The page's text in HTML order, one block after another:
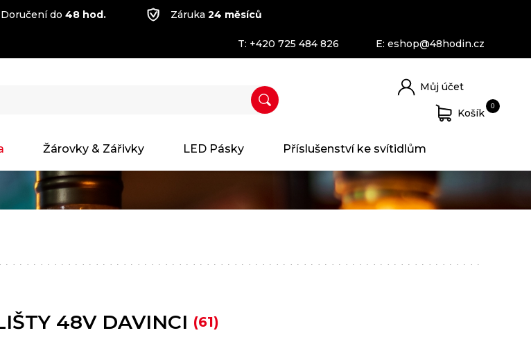
Doručení do48 hod. Záruka24 měsíců
T: +420 725 484 826 E: eshop@48hodin.cz
Můj účet
0
Košík
Žárovky & Zářivky LED Pásky Příslušenství ke svítidlům
48V DAVINCI (61)